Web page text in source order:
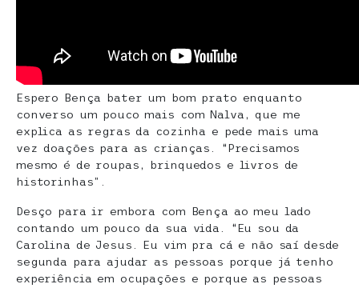
Espero Bença bater um bom prato enquanto
converso um pouco mais com Nalva, que me
explica as regras da cozinha e pede mais uma
vez doações para as crianças. “Precisamos
mesmo é de roupas, brinquedos e livros de
historinhas”.
Desço para ir embora com Bença ao meu lado
contando um pouco da sua vida. “Eu sou da
Carolina de Jesus. Eu vim pra cá e não saí desde
segunda para ajudar as pessoas porque já tenho
experiência em ocupações e porque as pessoas